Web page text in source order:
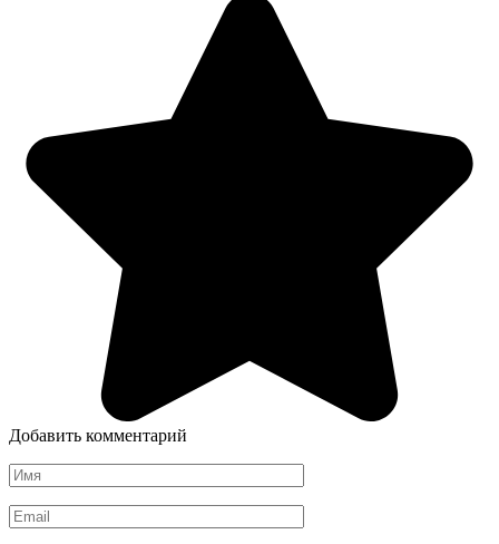
Добавить комментарий
Имя
*
Email
*